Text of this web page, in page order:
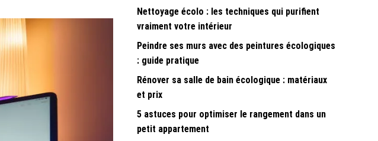
Nettoyage écolo : les techniques qui purifient
vraiment votre intérieur
Peindre ses murs avec des peintures écologiques
: guide pratique
Rénover sa salle de bain écologique : matériaux
et prix
5 astuces pour optimiser le rangement dans un
petit appartement